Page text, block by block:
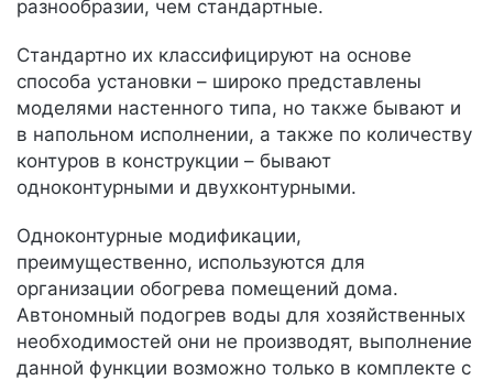
разнообразии, чем стандартные.
Стандартно их классифицируют на основе
способа установки – широко представлены
моделями настенного типа, но также бывают и
в напольном исполнении, а также по количеству
контуров в конструкции – бывают
одноконтурными и двухконтурными.
Одноконтурные модификации,
преимущественно, используются для
организации обогрева помещений дома.
Автономный подогрев воды для хозяйственных
необходимостей они не производят, выполнение
данной функции возможно только в комплекте с